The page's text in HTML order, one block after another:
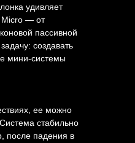
удивляет
Micro — от
пассивной
создавать
мини-системы
ее можно
стабильно
после падения в